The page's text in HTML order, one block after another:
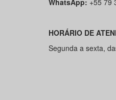
WhatsApp: +55 79
HORÁRIO DE
Segunda a sexta,